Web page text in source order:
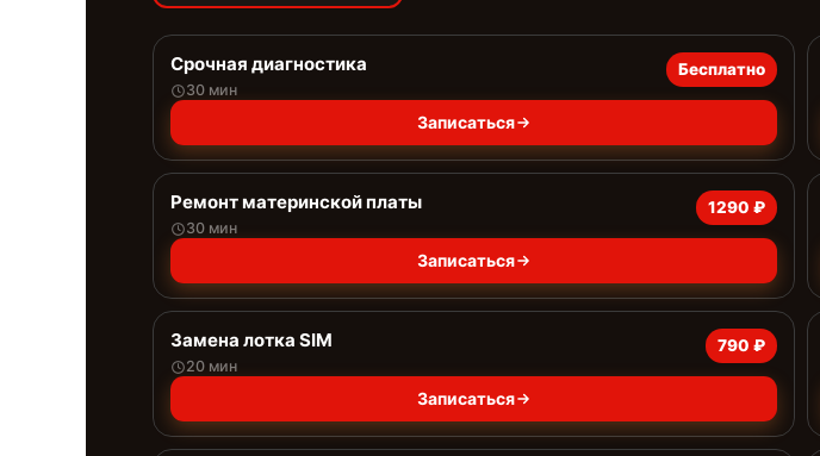
Срочная диагностика
30 мин
Бесплатно
Записаться
Ремонт материнской платы
30 мин
1290 ₽
Записаться
Замена лотка SIM
20 мин
790 ₽
Записаться